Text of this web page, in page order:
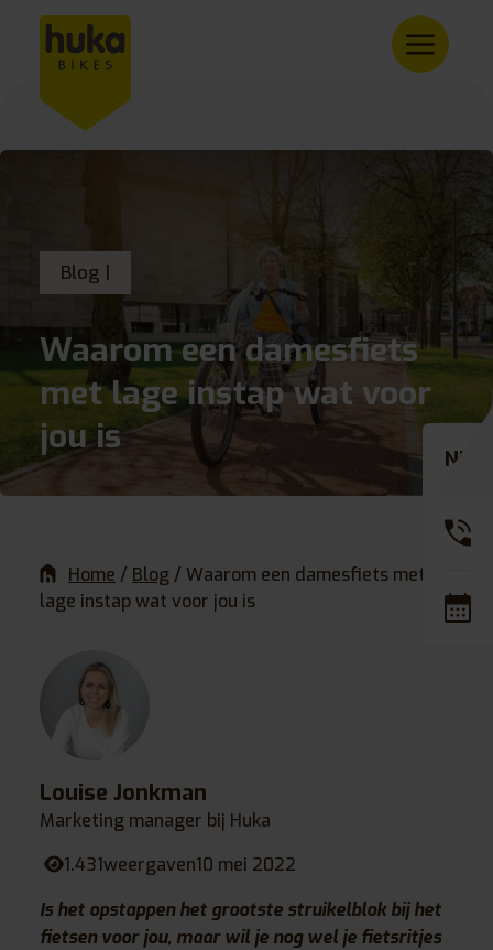
Blog |
Waarom een damesfiets
met lage instap wat voor
jou is
Home / Blog / Waarom een damesfiets met
lage instap wat voor jou is
Louise Jonkman
Marketing manager bij Huka
1.431weergaven10 mei 2022
Is het opstappen het grootste struikelblok bij het
fietsen voor jou, maar wil je nog wel je fietsritjes
NL